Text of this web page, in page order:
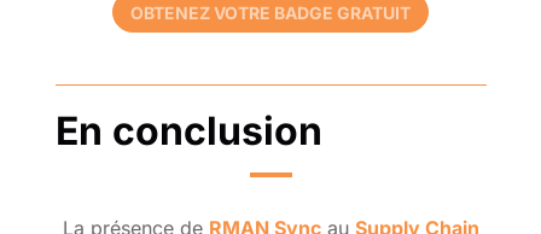
OBTENEZ VOTRE BADGE GRATUIT
En conclusion
La présence de RMAN Syncau Supply Chain